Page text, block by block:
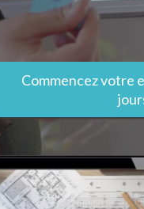
Commencez votre